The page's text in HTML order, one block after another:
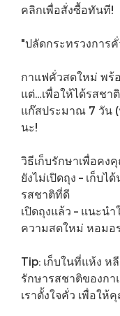
คลิกเพื่อสั่งซื้อทันที!
"ปลัดกระทรวงการ
กาแฟคั่วสดใหม่ พ
แต่…เพื่อให้ได้รสช
แก๊สประมาณ 7 วัน
นะ!
วิธีเก็บรักษาเพื่อค
ยังไม่เปิดถุง – เก็บ
รสชาติที่ดี
เปิดถุงแล้ว – แนะน
ความสดใหม่ หอมอ
Tip: เก็บในที่แห้ง ห
รักษารสชาติของก
เราตั้งใจคั่ว เพื่อใ